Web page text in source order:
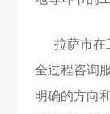
拉萨市在
全过程咨询
明确的方向